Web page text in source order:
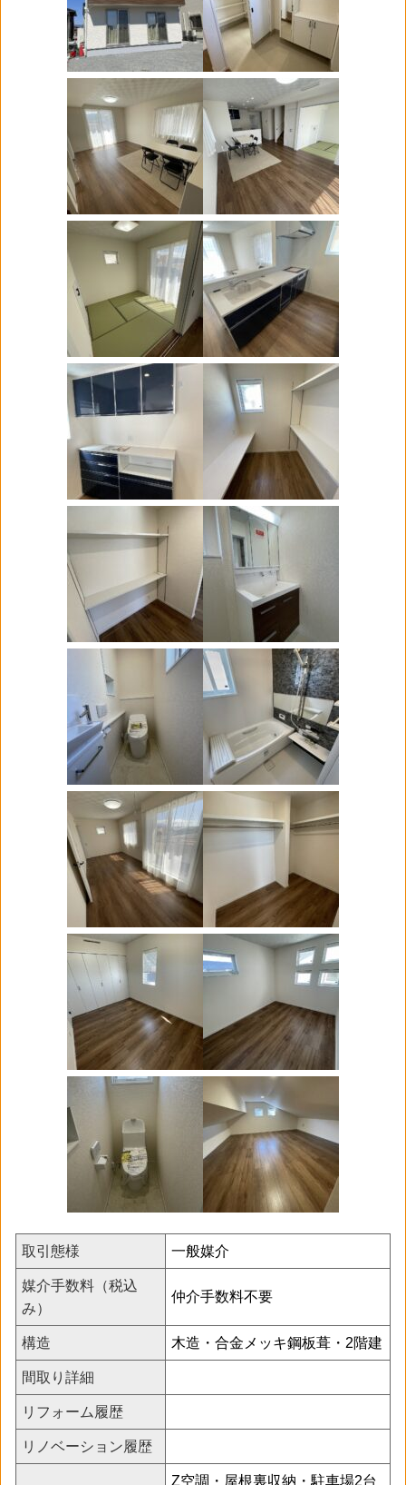
取引態様 一般媒介
媒介手数料（税込
み）
仲介手数料不要
構造 木造・合金メッキ鋼板葺・2階建
間取り詳細
リフォーム履歴
リノベーション履歴
Z空調・屋根裏収納・駐車場2台